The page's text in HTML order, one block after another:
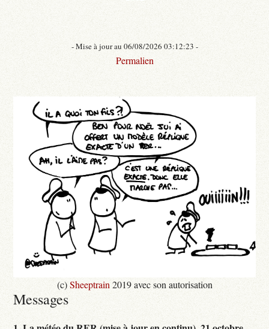
- Mise à jour au 06/08/2026 03:12:23 -
Permalien
(c)Sheeptrain 2019 avec son autorisation
Messages